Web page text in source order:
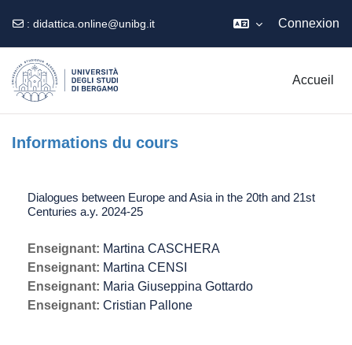
: didattica.online@unibg.it Connexion
Accueil
Informations du cours
Dialogues between Europe and Asia in the 20th and 21st
Centuries a.y. 2024-25
Enseignant: Martina CASCHERA
Enseignant: Martina CENSI
Enseignant: Maria Giuseppina Gottardo
Enseignant: Cristian Pallone